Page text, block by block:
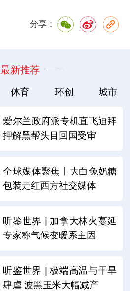
分享：
最新推荐
体育 环创 城市
爱尔兰政府派专机直飞迪拜
押解黑帮头目回国受审
全球媒体聚焦丨大白兔奶糖
包装走红西方社交媒体
听鉴世界 | 加拿大林火蔓延
专家称气候变暖系主因
听鉴世界 | 极端高温与干旱
肆虐 波黑玉米大幅减产